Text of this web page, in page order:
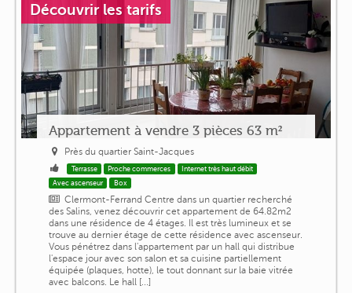
Découvrir les tarifs
Appartement à vendre 3 pièces 63 m²
Près du quartier Saint-Jacques
Terrasse Proche commerces
Internet très haut débit
Avec ascenseur
Box
Clermont-Ferrand Centre dans un quartier recherché
des Salins, venez découvrir cet appartement de 64.82m2
dans une résidence de 4 étages. Il est très lumineux et se
trouve au dernier étage de cette résidence avec ascenseur.
Vous pénétrez dans l'appartement par un hall qui distribue
l'espace jour avec son salon et sa cuisine partiellement
équipée (plaques, hotte), le tout donnant sur la baie vitrée
avec balcons. Le hall [...]